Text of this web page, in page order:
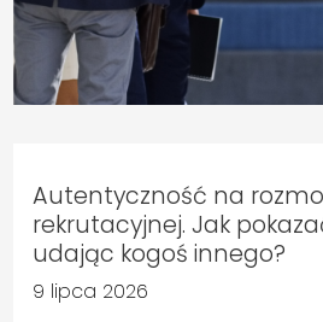
Autentyczność na
rekrutacyjnej. Jak
udając kogoś innego?
9 lipca 2026